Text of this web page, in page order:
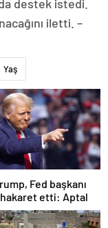
destek istedi.
iletti. –
Yaş
Fed başkanı
hakaret etti: Aptal